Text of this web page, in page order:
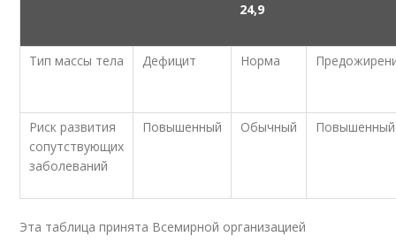
24,9
Тип массы тела Дефицит Норма
Риск развития
сопутствующих
заболеваний
Повышенный Обычный Повышенный
Эта таблица принята Всемирной организацией